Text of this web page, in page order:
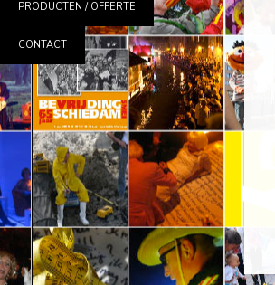
PRODUCTEN / OFFERTE
CONTACT